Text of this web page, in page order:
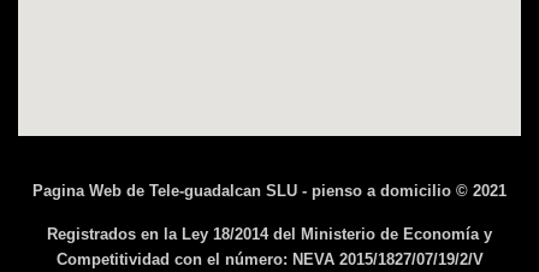
Pagina Web de Tele-guadalcan SLU - pienso a domicilio © 2021
Registrados en la Ley 18/2014 del Ministerio de Economía y
Competitividad con el número: NEVA 2015/1827/07/19/2/V